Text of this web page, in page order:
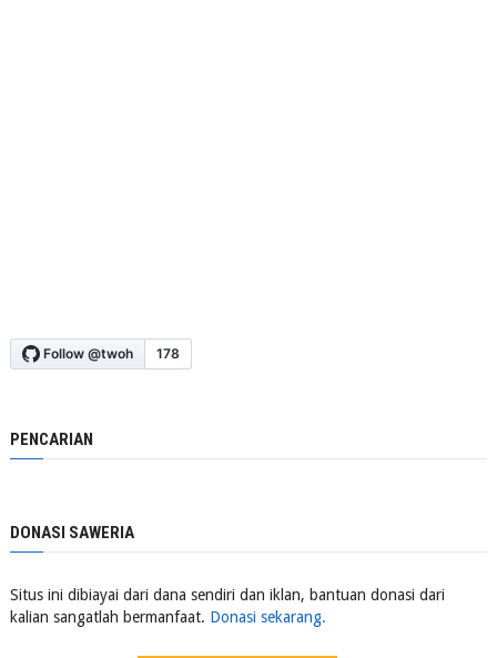
PENCARIAN
DONASI SAWERIA
Situs ini dibiayai dari dana sendiri dan iklan, bantuan donasi dari
kalian sangatlah bermanfaat. Donasi sekarang.